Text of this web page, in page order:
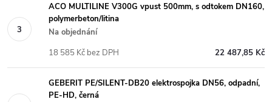
ACO MULTILINE V300G vpust 500mm, s odtokem DN160,
polymerbeton/litina
Na objednání
22 487,85 Kč
18 585 Kč bez DPH
GEBERIT PE/SILENT-DB20 elektrospojka DN56, odpadní,
PE-HD, černá